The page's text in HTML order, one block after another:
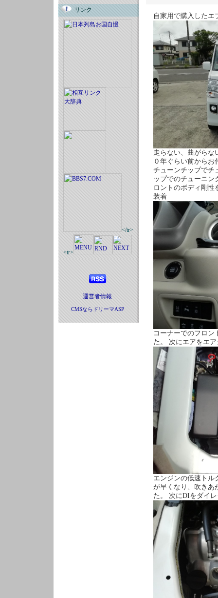
リンク
</tr>
<tr>
運営者情報
CMSならドリーマASP
自家用で購入したエ
走らない、曲がらな
０年ぐらい前からお
チューンチップでチ
ップでのチューニン
ロントのボディ剛性
装着
コーナーでのフロン
た。 次にエアをエ
エンジンの低速トル
が早くなり、吹きあ
た。 次にDIをダイ